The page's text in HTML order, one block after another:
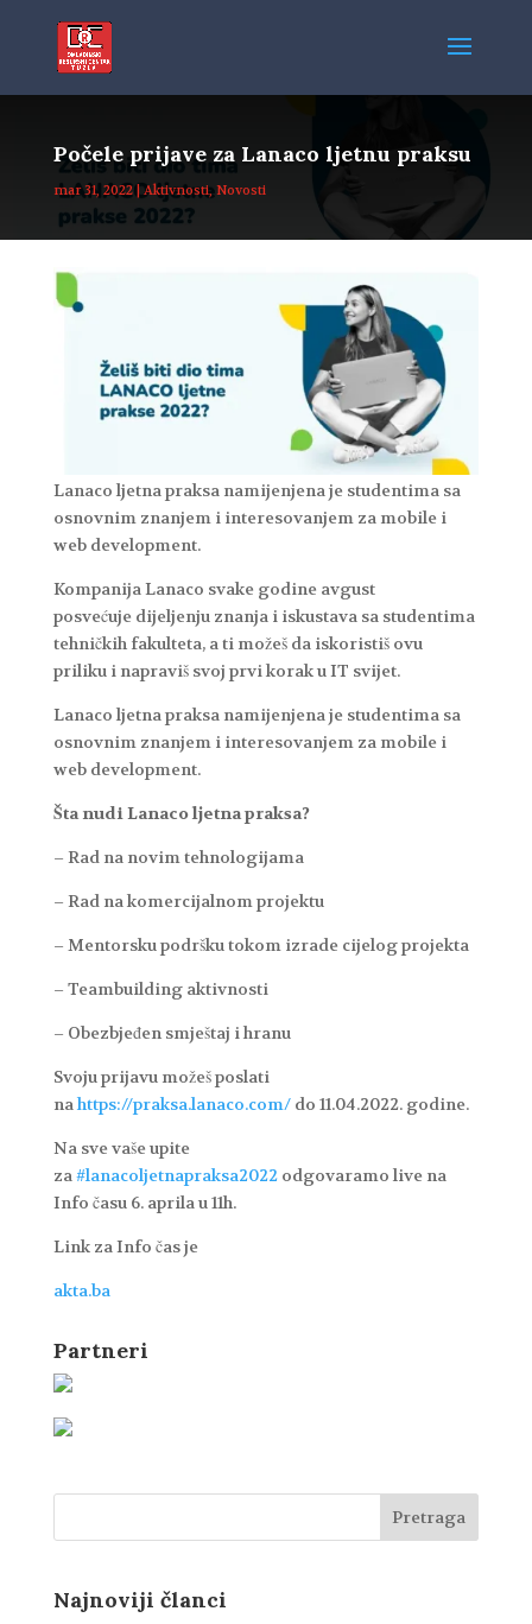
Počele prijave za Lanaco ljetnu praksu
mar 31, 2022|Aktivnosti,Novosti
Lanaco ljetna praksa namijenjena je studentima sa
osnovnim znanjem i interesovanjem za mobile i
web development.
Kompanija Lanaco svake godine avgust
posvećuje dijeljenju znanja i iskustava sa studentima
tehničkih fakulteta, a ti možeš da iskoristiš ovu
priliku i napraviš svoj prvi korak u IT svijet.
Lanaco ljetna praksa namijenjena je studentima sa
osnovnim znanjem i interesovanjem za mobile i
web development.
Šta nudi Lanaco ljetna praksa?
– Rad na novim tehnologijama
– Rad na komercijalnom projektu
– Mentorsku podršku tokom izrade cijelog projekta
– Teambuilding aktivnosti
– Obezbjeđen smještaj i hranu
Svoju prijavu možeš poslati
nahttps://praksa.lanaco.com/do 11.04.2022. godine.
Na sve vaše upite
za#lanacoljetnapraksa2022odgovaramo live na
Info času 6. aprila u 11h.
Link za Info čas je
akta.ba
Partneri
Najnoviji članci